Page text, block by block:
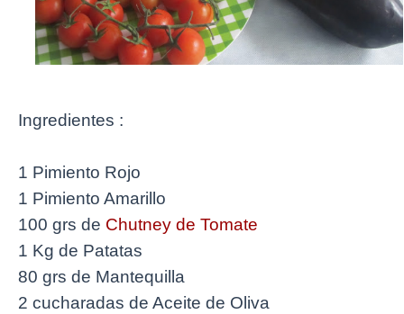
Ingredientes :
1 Pimiento Rojo
1 Pimiento Amarillo
100 grs de Chutney de Tomate
1 Kg de Patatas
80 grs de Mantequilla
2 cucharadas de Aceite de Oliva